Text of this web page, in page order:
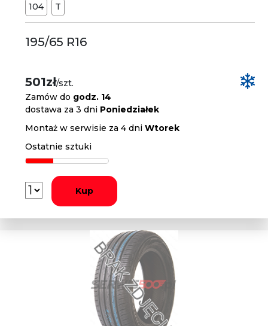
104
T
195/65 R16
501zł/szt.
Zamów do godz. 14
dostawa za 3 dni Poniedziałek
Montaż w serwisie za 4 dniWtorek
Ostatnie sztuki
Kup